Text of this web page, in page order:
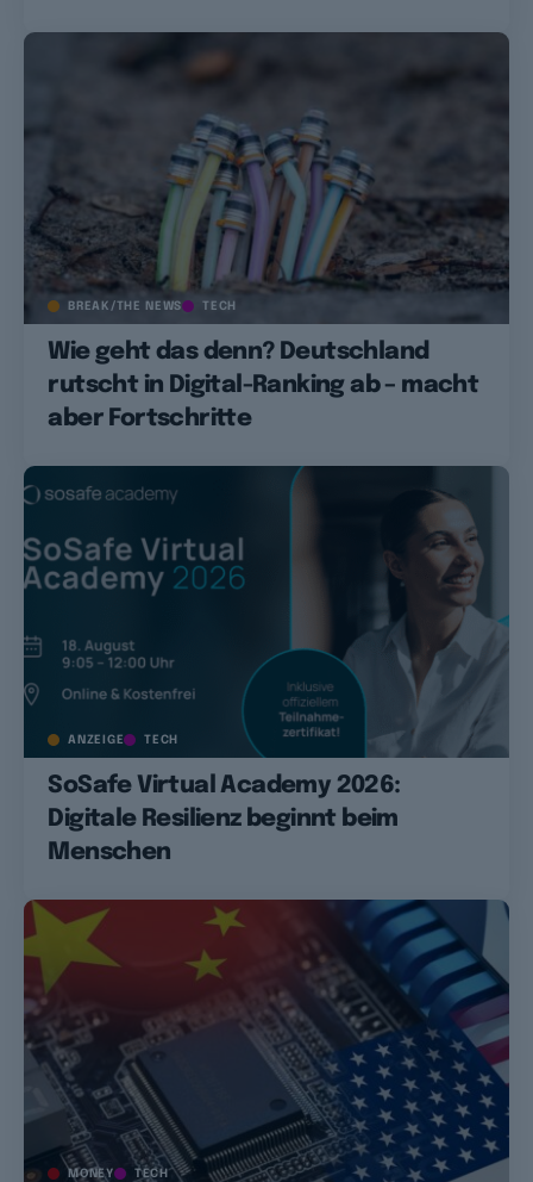
BREAK/THE NEWS TECH
Wie geht das denn? Deutschland
rutscht in Digital-Ranking ab – macht
aber Fortschritte
ANZEIGE TECH
SoSafe Virtual Academy 2026:
Digitale Resilienz beginnt beim
Menschen
MONEY TECH